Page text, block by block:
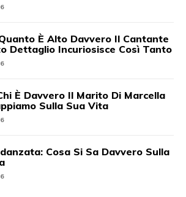
È Alto Davvero Il Cantante
Dettaglio Incuriosisce Così Tanto
È Davvero Il Marito Di Marcella
Sulla Sua Vita
Cosa Si Sa Davvero Sulla